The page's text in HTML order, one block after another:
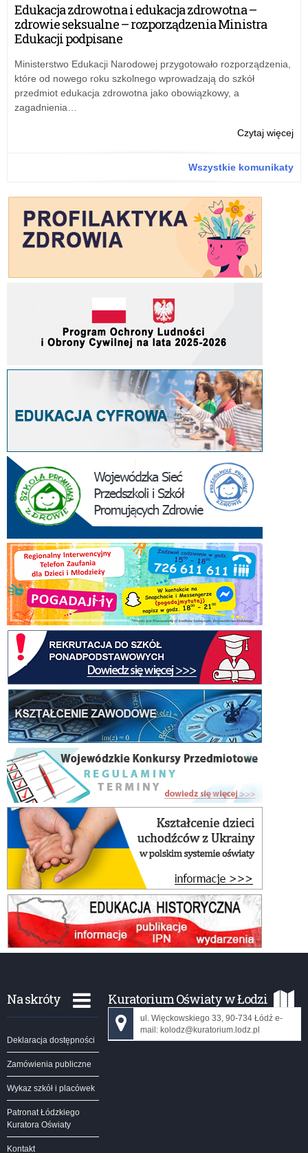
Edukacja zdrowotna i edukacja zdrowotna –
zdrowie seksualne – rozporządzenia Ministra
Edukacji podpisane
Ministerstwo Edukacji Narodowej przygotowało rozporządzenia,
które od nowego roku szkolnego wprowadzają do szkół
przedmiot edukacja zdrowotna jako obowiązkowy, a
zagadnienia…
Czytaj więcejo:
Wszystkie komunikaty
Na skróty
Deklaracja dostępności
Zamówienia publiczne
Wykaz szkół i placówek
Patronat Łódzkiego
Kuratora Oświaty
Kontakt
Kuratorium Oświaty w Łodzi
ul. Więckowskiego 33, 90-734 Łódź e-
mail: kolodz@kuratorium.lodz.pl